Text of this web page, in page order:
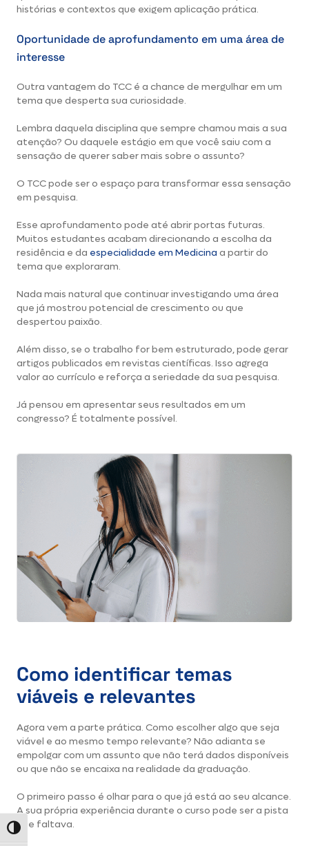
Alternar alto contraste
histórias e contextos que exigem aplicação prática.
Oportunidade de aprofundamento em uma área de
interesse
Outra vantagem do TCC é a chance de mergulhar em um
tema que desperta sua curiosidade.
Lembra daquela disciplina que sempre chamou mais a sua
atenção? Ou daquele estágio em que você saiu com a
sensação de querer saber mais sobre o assunto?
O TCC pode ser o espaço para transformar essa sensação
em pesquisa.
Esse aprofundamento pode até abrir portas futuras.
Muitos estudantes acabam direcionando a escolha da
residência e da especialidade em Medicina a partir do
tema que exploraram.
Nada mais natural que continuar investigando uma área
que já mostrou potencial de crescimento ou que
despertou paixão.
Além disso, se o trabalho for bem estruturado, pode gerar
artigos publicados em revistas científicas. Isso agrega
valor ao currículo e reforça a seriedade da sua pesquisa.
Já pensou em apresentar seus resultados em um
congresso? É totalmente possível.
Como identificar temas
viáveis e relevantes
Agora vem a parte prática. Como escolher algo que seja
viável e ao mesmo tempo relevante? Não adianta se
empolgar com um assunto que não terá dados disponíveis
ou que não se encaixa na realidade da graduação.
O primeiro passo é olhar para o que já está ao seu alcance.
A sua própria experiência durante o curso pode ser a pista
que faltava.